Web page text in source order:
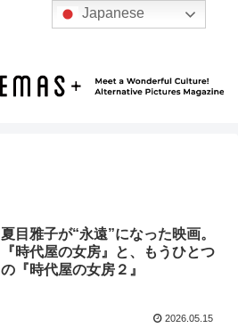
夏目雅子が“永遠”になった映画。
『時代屋の女房』と、もうひとつ
の『時代屋の女房２』
2026.05.15
Japanese